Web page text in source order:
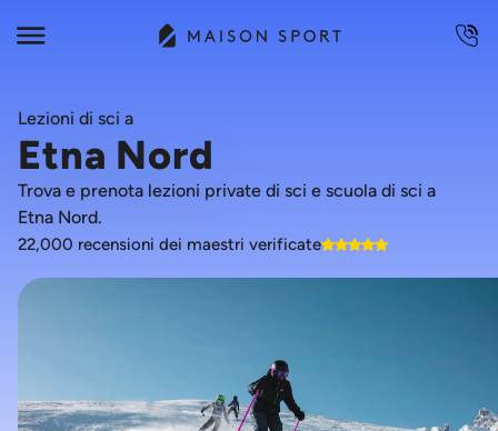
Lezioni di sci a
Etna Nord
Trova e prenota lezioni private di sci e scuola di sci a
Etna Nord.
22,000 recensioni dei maestri verificate